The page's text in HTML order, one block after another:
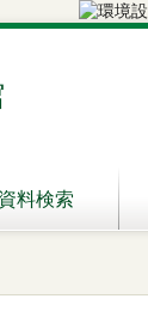
資料検索